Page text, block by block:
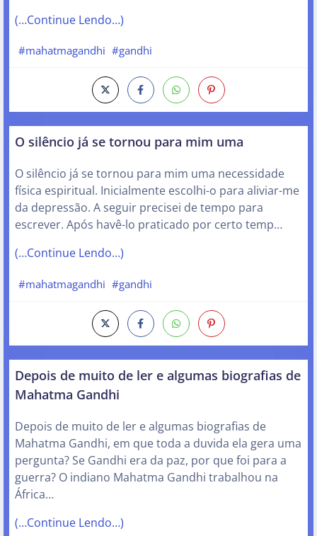
(…Continue Lendo…)
#mahatmagandhi #gandhi
O silêncio já se tornou para mim uma
O silêncio já se tornou para mim uma necessidade
física espiritual. Inicialmente escolhi-o para aliviar-me
da depressão. A seguir precisei de tempo para
escrever. Após havê-lo praticado por certo temp…
(…Continue Lendo…)
#mahatmagandhi #gandhi
Depois de muito de ler e algumas biografias de
Mahatma Gandhi
Depois de muito de ler e algumas biografias de
Mahatma Gandhi, em que toda a duvida ela gera uma
pergunta? Se Gandhi era da paz, por que foi para a
guerra? O indiano Mahatma Gandhi trabalhou na
África…
(…Continue Lendo…)